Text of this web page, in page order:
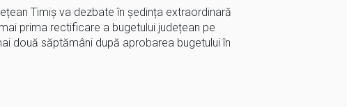
Timiș va dezbate în ședința extraordinară
prima rectificare a bugetului județean pe
două săptămâni după aprobarea bugetului în